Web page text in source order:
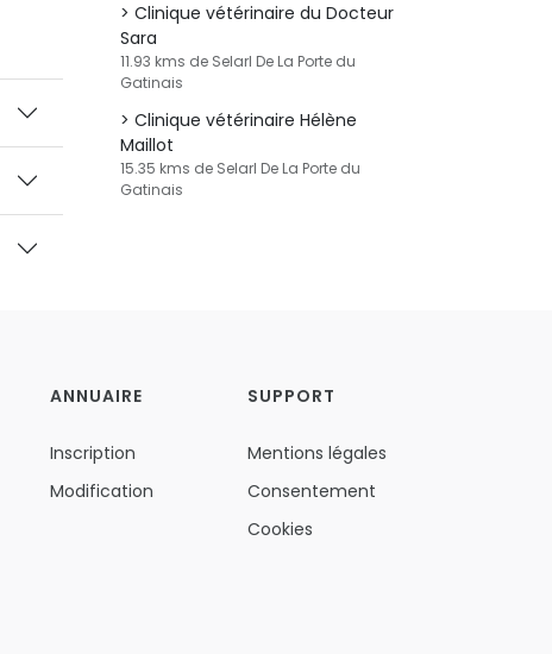
Clinique vétérinaire du Docteur
Sara
11.93 kms de Selarl De La Porte du
Gatinais
Clinique vétérinaire Hélène
Maillot
15.35 kms de Selarl De La Porte du
Gatinais
ANNUAIRE
Inscription
Modification
SUPPORT
Mentions légales
Consentement
Cookies